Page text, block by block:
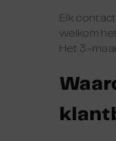
Elk
welkom
Het 3-